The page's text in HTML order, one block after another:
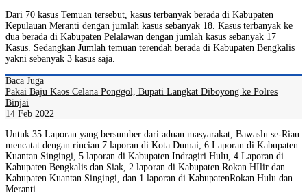
Dari 70 kasus Temuan tersebut, kasus terbanyak berada di Kabupaten
Kepulauan Meranti dengan jumlah kasus sebanyak 18. Kasus terbanyak ke
dua berada di Kabupaten Pelalawan dengan jumlah kasus sebanyak 17
Kasus. Sedangkan Jumlah temuan terendah berada di Kabupaten Bengkalis
yakni sebanyak 3 kasus saja.
Baca Juga
Pakai Baju Kaos Celana Ponggol, Bupati Langkat Diboyong ke Polres
Binjai
14 Feb 2022
Untuk 35 Laporan yang bersumber dari aduan masyarakat, Bawaslu se-Riau
mencatat dengan rincian 7 laporan di Kota Dumai, 6 Laporan di Kabupaten
Kuantan Singingi, 5 laporan di Kabupaten Indragiri Hulu, 4 Laporan di
Kabupaten Bengkalis dan Siak, 2 laporan di Kabupaten Rokan HIlir dan
Kabupaten Kuantan Singingi, dan 1 laporan di KabupatenRokan Hulu dan
Meranti.